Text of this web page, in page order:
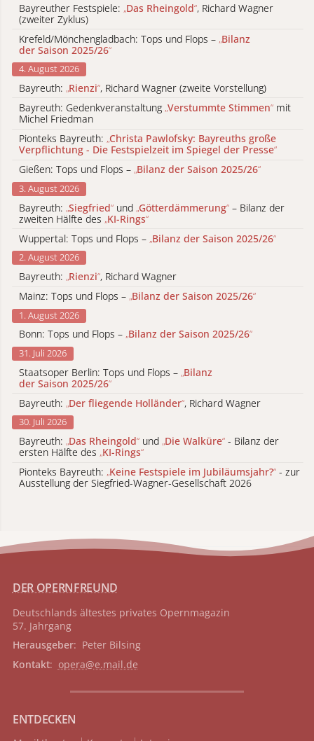
Bayreuther Festspiele: „Das Rheingold“, Richard Wagner
(zweiter Zyklus)
Krefeld/Mönchengladbach: Tops und Flops – „Bilanz
der Saison 2025/26“
4. August 2026
Bayreuth: „Rienzi“, Richard Wagner (zweite Vorstellung)
Bayreuth: Gedenkveranstaltung „Verstummte Stimmen“ mit
Michel Friedman
Pionteks Bayreuth: „Christa Pawlofsky: Bayreuths große
Verpflichtung - Die Festspielzeit im Spiegel der Presse“
Gießen: Tops und Flops – „Bilanz der Saison 2025/26“
3. August 2026
Bayreuth: „Siegfried“ und „Götterdämmerung“ – Bilanz der
zweiten Hälfte des „KI-Rings“
Wuppertal: Tops und Flops – „Bilanz der Saison 2025/26“
2. August 2026
Bayreuth: „Rienzi“, Richard Wagner
Mainz: Tops und Flops – „Bilanz der Saison 2025/26“
1. August 2026
Bonn: Tops und Flops – „Bilanz der Saison 2025/26“
31. Juli 2026
Staatsoper Berlin: Tops und Flops – „Bilanz
der Saison 2025/26“
Bayreuth: „Der fliegende Holländer“, Richard Wagner
30. Juli 2026
Bayreuth: „Das Rheingold“ und „Die Walküre“ - Bilanz der
ersten Hälfte des „KI-Rings“
Pionteks Bayreuth: „Keine Festspiele im Jubiläumsjahr?“ - zur
Ausstellung der Siegfried-Wagner-Gesellschaft 2026
DER OPERNFREUND
Deutschlands ältestes privates Opernmagazin
57. Jahrgang
Herausgeber: Peter Bilsing
Kontakt: opera@e.mail.de
ENTDECKEN